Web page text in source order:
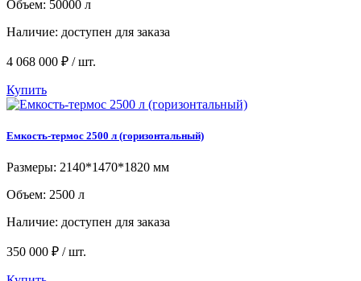
Объем: 50000 л
Наличие: доступен для заказа
4 068 000 ₽ / шт.
Купить
Емкость-термос 2500 л (горизонтальный)
Размеры: 2140*1470*1820 мм
Объем: 2500 л
Наличие: доступен для заказа
350 000 ₽ / шт.